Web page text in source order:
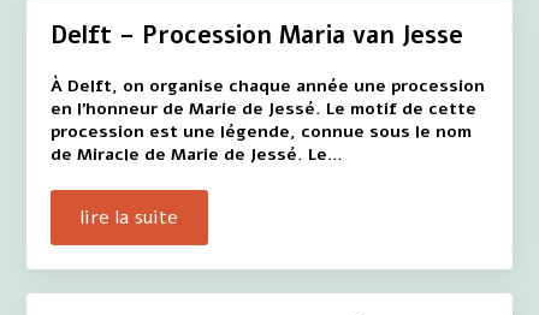
Delft – Procession Maria van Jesse
À Delft, on organise chaque année une procession
en l'honneur de Marie de Jessé. Le motif de cette
procession est une légende, connue sous le nom
de Miracle de Marie de Jessé. Le…
lire la suite